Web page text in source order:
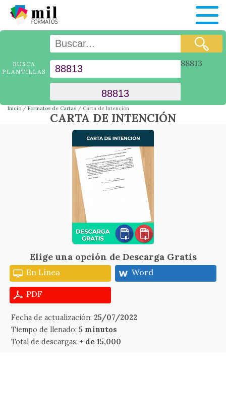
BUSCA
PLANTILLAS
88813
Inicio Formatos de Cartas Carta de Intención
CARTA DE INTENCIÓN
Elige una opción de Descarga Gratis
En Línea Word
PDF
Fecha de actualización: 25/07/2022
Tiempo de llenado:5 minutos
Total de descargas:+ de 15,000